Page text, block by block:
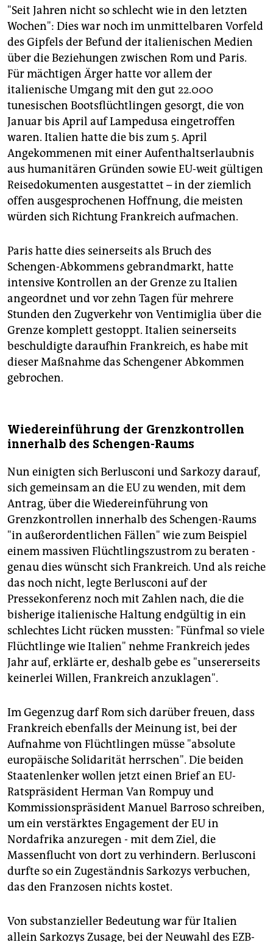
"Seit Jahren nicht so schlecht wie in den letzten
Wochen": Dies war noch im unmittelbaren Vorfeld
des Gipfels der Befund der italienischen Medien
über die Beziehungen zwischen Rom und Paris.
Für mächtigen Ärger hatte vor allem der
italienische Umgang mit den gut 22.000
tunesischen Bootsflüchtlingen gesorgt, die von
Januar bis April auf Lampedusa eingetroffen
waren. Italien hatte die bis zum 5. April
Angekommenen mit einer Aufenthaltserlaubnis
aus humanitären Gründen sowie EU-weit gültigen
Reisedokumenten ausgestattet – in der ziemlich
offen ausgesprochenen Hoffnung, die meisten
würden sich Richtung Frankreich aufmachen.
Paris hatte dies seinerseits als Bruch des
Schengen-Abkommens gebrandmarkt, hatte
intensive Kontrollen an der Grenze zu Italien
angeordnet und vor zehn Tagen für mehrere
Stunden den Zugverkehr von Ventimiglia über die
Grenze komplett gestoppt. Italien seinerseits
beschuldigte daraufhin Frankreich, es habe mit
dieser Maßnahme das Schengener Abkommen
gebrochen.
Wiedereinführung der Grenzkontrollen
innerhalb des Schengen-Raums
Nun einigten sich Berlusconi und Sarkozy darauf,
sich gemeinsam an die EU zu wenden, mit dem
Antrag, über die Wiedereinführung von
Grenzkontrollen innerhalb des Schengen-Raums
"in außerordentlichen Fällen" wie zum Beispiel
einem massiven Flüchtlingszustrom zu beraten -
genau dies wünscht sich Frankreich. Und als reiche
das noch nicht, legte Berlusconi auf der
Pressekonferenz noch mit Zahlen nach, die die
bisherige italienische Haltung endgültig in ein
schlechtes Licht rücken mussten: "Fünfmal so viele
Flüchtlinge wie Italien" nehme Frankreich jedes
Jahr auf, erklärte er, deshalb gebe es "unsererseits
keinerlei Willen, Frankreich anzuklagen".
Im Gegenzug darf Rom sich darüber freuen, dass
Frankreich ebenfalls der Meinung ist, bei der
Aufnahme von Flüchtlingen müsse "absolute
europäische Solidarität herrschen". Die beiden
Staatenlenker wollen jetzt einen Brief an EU-
Ratspräsident Herman Van Rompuy und
Kommissionspräsident Manuel Barroso schreiben,
um ein verstärktes Engagement der EU in
Nordafrika anzuregen - mit dem Ziel, die
Massenflucht von dort zu verhindern. Berlusconi
durfte so ein Zugeständnis Sarkozys verbuchen,
das den Franzosen nichts kostet.
Von substanzieller Bedeutung war für Italien
allein Sarkozys Zusage, bei der Neuwahl des EZB-